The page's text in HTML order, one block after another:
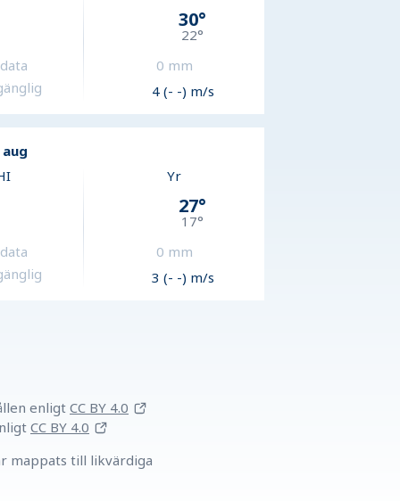
30°
22°
0 mm
4 (- -) m/s
aug
Yr
27°
17°
0 mm
3 (- -) m/s
enligt CC BY 4.0
CC BY 4.0
mappats till likvärdiga